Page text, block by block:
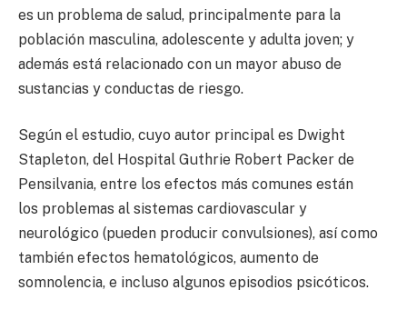
es un problema de salud, principalmente para la
población masculina, adolescente y adulta joven; y
además está relacionado con un mayor abuso de
sustancias y conductas de riesgo.
Según el estudio, cuyo autor principal es Dwight
Stapleton, del Hospital Guthrie Robert Packer de
Pensilvania, entre los efectos más comunes están
los problemas al sistemas cardiovascular y
neurológico (pueden producir convulsiones), así como
también efectos hematológicos, aumento de
somnolencia, e incluso algunos episodios psicóticos.